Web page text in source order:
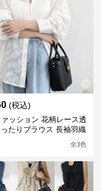
(税込)
ッション 花柄レース透
たりブラウス 長袖羽織
全3色